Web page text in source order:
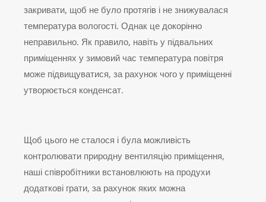
закривати, щоб не було протягів і не знижувалася
температура вологості. Однак це докорінно
неправильно. Як правило, навіть у підвальних
приміщеннях у зимовий час температура повітря
може підвищуватися, за рахунок чого у приміщенні
утворюється конденсат.
Щоб цього не сталося і була можливість
контролювати природну вентиляцію приміщення,
наші співробітники встановлюють на продухи
додаткові грати, за рахунок яких можна